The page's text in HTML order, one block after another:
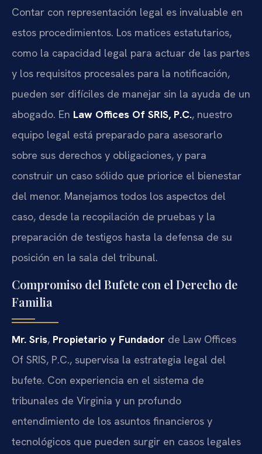
Contar con representación legal es invaluable en
estos procedimientos. Los matices estatutarios,
como la capacidad legal para actuar de las partes
y los requisitos procesales para la notificación,
pueden ser difíciles de manejar sin la ayuda de un
abogado. En Law Offices Of SRIS, P.C., nuestro
equipo legal está preparado para asesorarlo
sobre sus derechos y obligaciones, y para
construir un caso sólido que priorice el bienestar
del menor. Manejamos todos los aspectos del
caso, desde la recopilación de pruebas y la
preparación de testigos hasta la defensa de su
posición en la sala del tribunal.
Compromiso del Bufete con el Derecho de
Familia
Mr. Sris, Propietario y Fundador de Law Offices
Of SRIS, P.C., supervisa la estrategia legal del
bufete. Con experiencia en el sistema de
tribunales de Virginia y un profundo
entendimiento de los asuntos financieros y
tecnológicos que pueden surgir en casos legales